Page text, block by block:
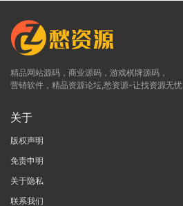
精品网站源码，商业源码，游戏棋牌源码，
营销软件，精品资源论坛,愁资源-让找资源无忧
关于
版权声明
免责申明
关于隐私
联系我们